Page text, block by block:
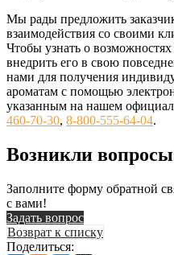
Мы рады предложить
взаимодействия со своими
Чтобы узнать о
внедрить его в свою
нами для получения
ароматам с помощью
указанным на нашем
460-70-30, 8-800-555-64-04.
Возникли
Заполните форму обратной
с вами!
Задать вопрос
Возврат к списку
Поделиться: